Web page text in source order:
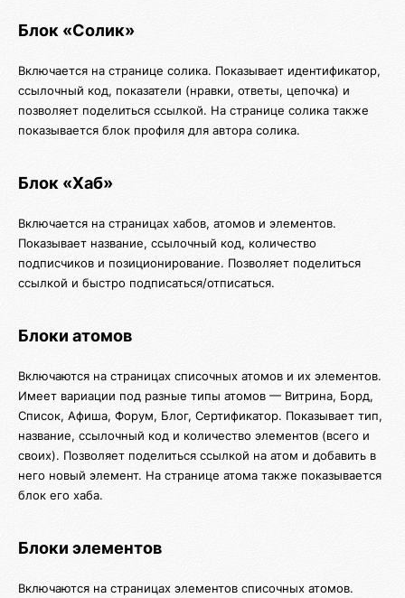
Блок «Солик»
Включается на странице солика. Показывает идентификатор,
ссылочный код, показатели (нравки, ответы, цепочка) и
позволяет поделиться ссылкой. На странице солика также
показывается блок профиля для автора солика.
Блок «Хаб»
Включается на страницах хабов, атомов и элементов.
Показывает название, ссылочный код, количество
подписчиков и позиционирование. Позволяет поделиться
ссылкой и быстро подписаться/отписаться.
Блоки атомов
Включаются на страницах списочных атомов и их элементов.
Имеет вариации под разные типы атомов — Витрина, Борд,
Список, Афиша, Форум, Блог, Сертификатор. Показывает тип,
название, ссылочный код и количество элементов (всего и
своих). Позволяет поделиться ссылкой на атом и добавить в
него новый элемент. На странице атома также показывается
блок его хаба.
Блоки элементов
Включаются на страницах элементов списочных атомов.